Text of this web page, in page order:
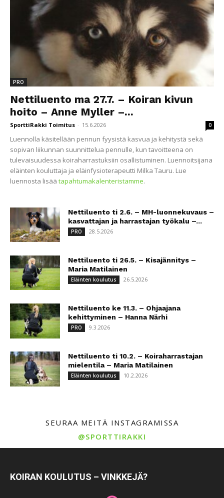
PRO
Nettiluento ma 27.7. – Koiran kivun
hoito – Anne Myller –...
SporttiRakki Toimitus - 15.6.2026 0
Luennolla käsitellään pennun fyysistä kasvua ja kehitystä sekä
sopivan liikunnan suunnittelua pennulle, kun tavoitteena on
tulevaisuudessa koiraharrastuksiin osallistuminen. Luennoitsijana
eläinten kouluttaja ja eläinfysioterapeutti Milka Tauru. Lue
luennosta lisää tapahtumakalenteristamme.
Nettiluento ti 2.6. – MH-luonnekuvaus –
kasvattajan ja harrastajan työkalu –...
PRO 28.5.2026
Nettiluento ti 26.5. – Kisajännitys –
Maria Matilainen
Eläinten koulutus 26.5.2026
Nettiluento ke 11.3. – Ohjaajana
kehittyminen – Hanna Närhi
PRO 9.3.2026
Nettiluento ti 10.2. – Koiraharrastajan
mielentila – Maria Matilainen
Eläinten koulutus 10.2.2026
SEURAA MEITÄ INSTAGRAMISSA
@SPORTTIRAKKI
KOIRAN KOULUTUS – VINKKEJÄ?